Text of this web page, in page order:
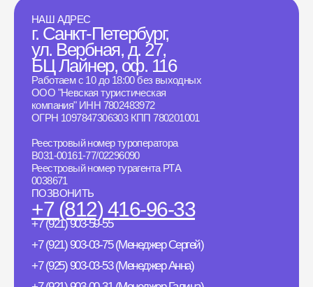
НАШ АДРЕС
г. Санкт-Петербург,
ул. Вербная, д. 27,
БЦ Лайнер, оф. 116
Работаем с 10 до 18:00 без выходных
ООО "Невская туристическая
компания" ИНН 7802483972
ОГРН 1097847306303 КПП 780201001
Реестровый номер туроператора
B031-00161-77/02296090
Реестровый номер турагента РТА
0038671
ПОЗВОНИТЬ
+7 (812) 416-96-33
+7 (921) 903-59-55
+7 (921) 903-03-75 (Менеджер Сергей)
+7 (925) 903-03-53 (Менеджер Анна)